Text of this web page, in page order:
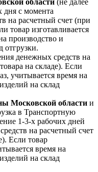
области (не далее
дня с момента
на расчетный счет (при
товар изготавливается
производство и
отгрузки.
денежных средств на
на складе). Если
учитывается время на
на склад
Московской области и
в Транспортную
1-3-х рабочих дней
на расчетный счет
Если товар
время на
на склад